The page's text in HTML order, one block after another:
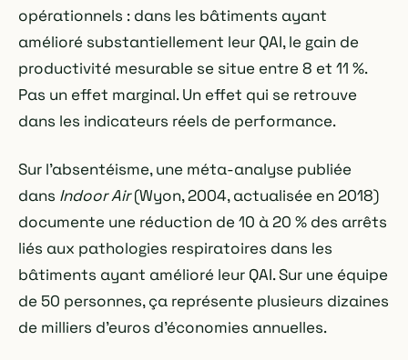
opérationnels : dans les bâtiments ayant
amélioré substantiellement leur QAI, le gain de
productivité mesurable se situe entre 8 et 11 %.
Pas un effet marginal. Un effet qui se retrouve
dans les indicateurs réels de performance.
Sur l'absentéisme, une méta-analyse publiée
dans Indoor Air(Wyon, 2004, actualisée en 2018)
documente une réduction de 10 à 20 % des arrêts
liés aux pathologies respiratoires dans les
bâtiments ayant amélioré leur QAI. Sur une équipe
de 50 personnes, ça représente plusieurs dizaines
de milliers d'euros d'économies annuelles.